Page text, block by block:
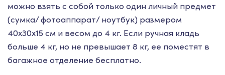
можно взять с собой только один личный предмет
(сумка/ фотоаппарат/ ноутбук) размером
40x30x15 см и весом до 4 кг. Если ручная кладь
больше 4 кг, но не превышает 8 кг, ее поместят в
багажное отделение бесплатно.